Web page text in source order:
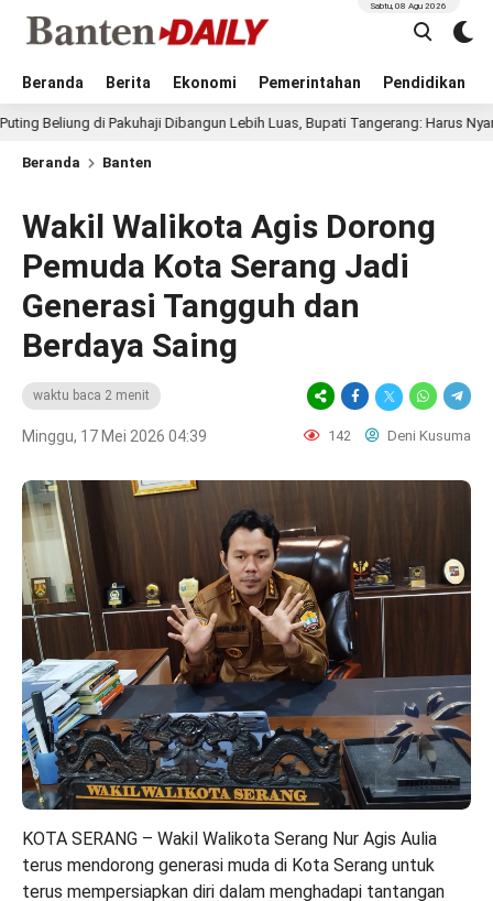
Beranda Berita Ekonomi Pemerintahan Pendidikan
Sabtu, 08 Agu 2026
di Pakuhaji Dibangun Lebih Luas, Bupati Tangerang: Harus Nyaman dan
Beranda Banten
Wakil Walikota Agis Dorong
Pemuda Kota Serang Jadi
Generasi Tangguh dan
Berdaya Saing
waktu baca 2 menit
Minggu, 17 Mei 2026 04:39 142 Deni Kusuma
KOTA SERANG – Wakil Walikota Serang Nur Agis Aulia
terus mendorong generasi muda di Kota Serang untuk
terus mempersiapkan diri dalam menghadapi tantangan